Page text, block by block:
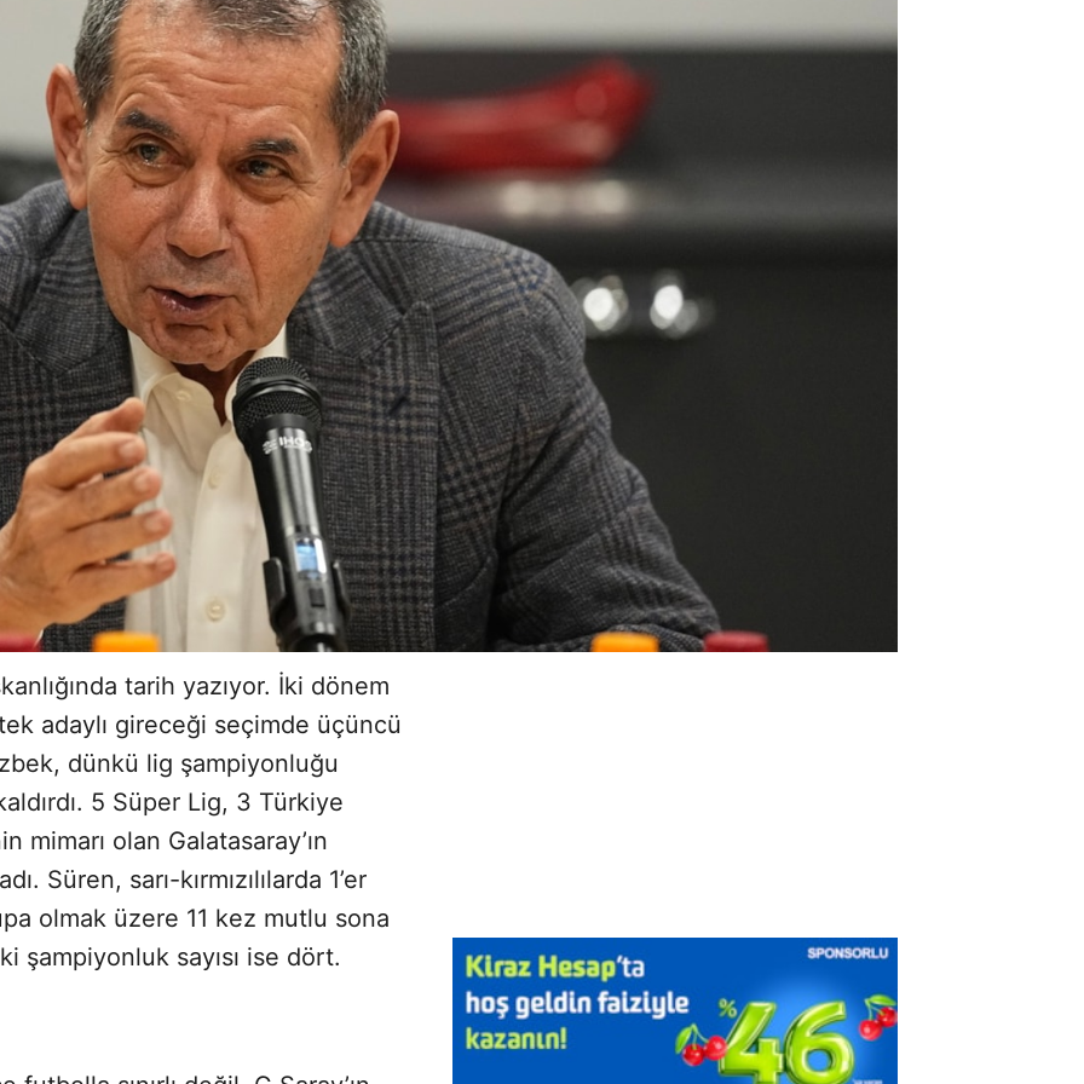
tarih yazıyor. İki dönem
adaylı gireceği seçimde üçüncü
dünkü lig şampiyonluğu
5 Süper Lig, 3 Türkiye
mimarı olan Galatasaray’ın
Süren, sarı-kırmızılılarda 1’er
olmak üzere 11 kez mutlu sona
şampiyonluk sayısı ise dört.